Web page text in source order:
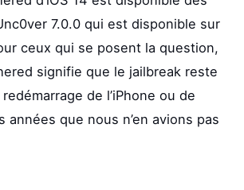
7.0.0 qui est disponible sur
ceux qui se posent la question,
signifie que le jailbreak reste
de l’iPhone ou de
années que nous n’en avions pas